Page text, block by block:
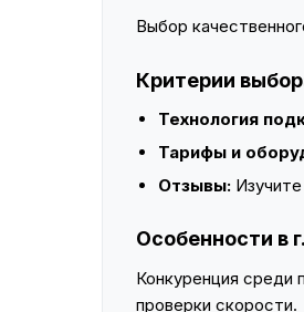
Выбор
Критерии
Технология
Тарифы и
Отзывы:
Особенности в
Конкуренция среди
проверки скорости.